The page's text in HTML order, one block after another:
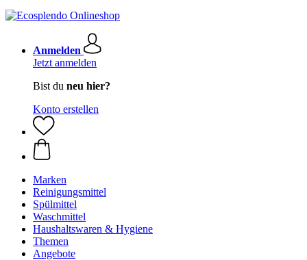
Anmelden
Jetzt anmelden
Bist du neu hier?
Konto erstellen
Marken
Reinigungsmittel
Spülmittel
Waschmittel
Haushaltswaren & Hygiene
Themen
Angebote